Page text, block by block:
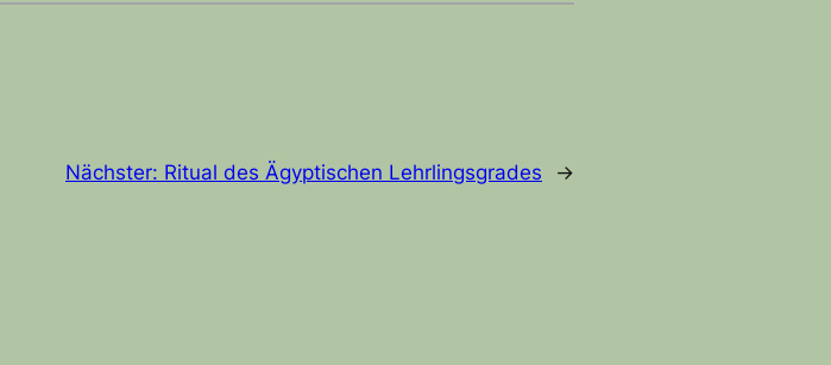
Nächster: Ritual des Ägyptischen Lehrlingsgrades →